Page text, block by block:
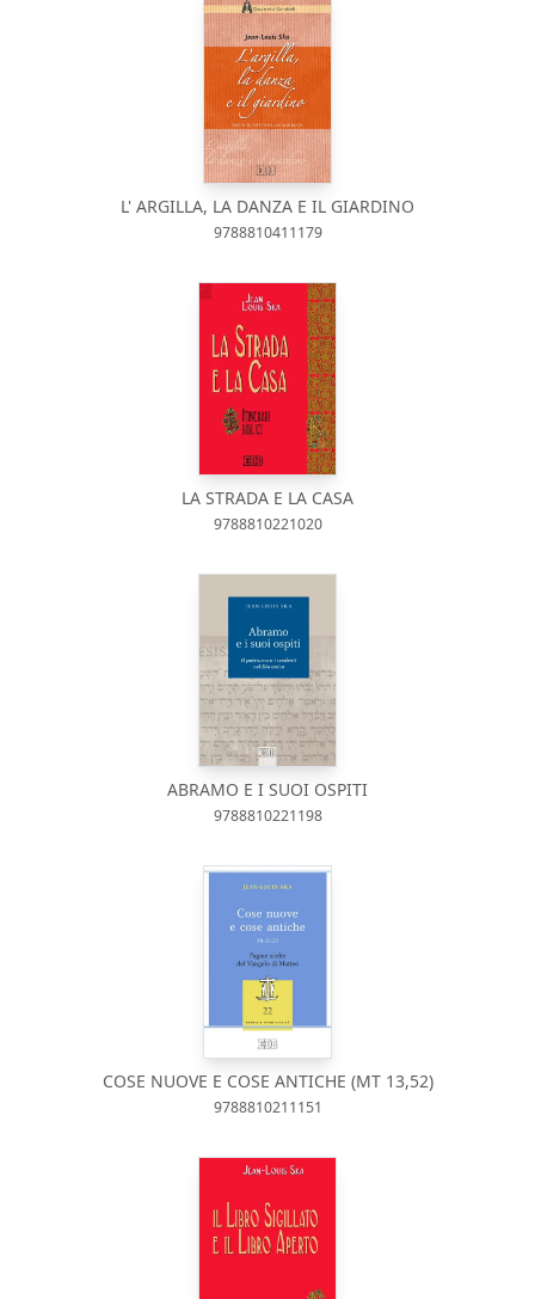
L' ARGILLA, LA DANZA E IL GIARDINO
9788810411179
LA STRADA E LA CASA
9788810221020
ABRAMO E I SUOI OSPITI
9788810221198
COSE NUOVE E COSE ANTICHE (MT 13,52)
9788810211151